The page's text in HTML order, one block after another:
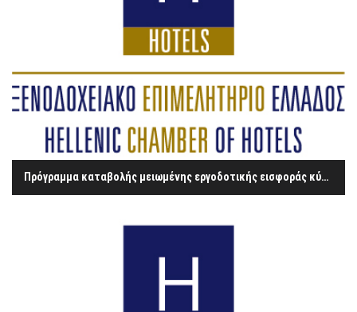
Πρόγραμμα καταβολής μειωμένης εργοδοτικής εισφοράς κύριας σύνταξης για μισθωτούς ως 25 ετών, κατ’ εφαρμογή του Ν.4583/18